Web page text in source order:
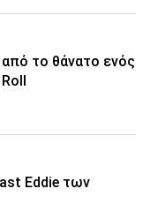
από το θάνατο ενός
Eddie των